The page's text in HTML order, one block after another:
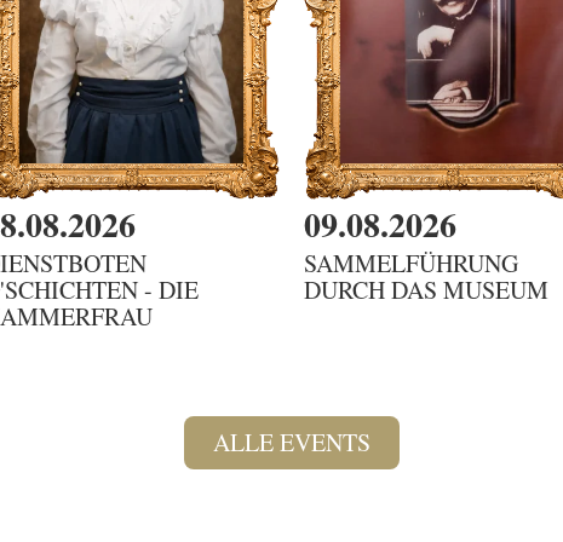
- DIE
09.08.2026
SAMMELFÜHRUNG
DURCH DAS MUSEUM
ALLE EVENTS